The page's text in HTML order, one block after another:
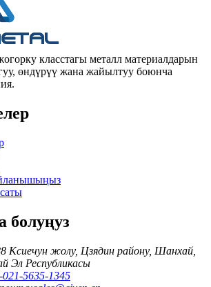
класстагы металл материалдарын
өндүрүү жана жайылтуу боюнча
Ксиечун жолу, Цзядин району, Шанхай,
Эл Республикасы
021-5635-1345